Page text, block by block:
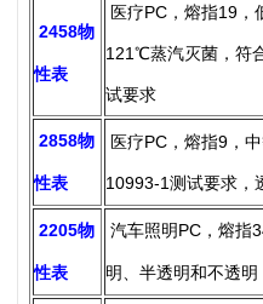
2458物
性表
医疗PC，熔指19，
121℃蒸汽灭菌，符
试要求
2858物
性表
医疗PC，熔指9，
10993-1测试要求，
2205物
性表
汽车照明PC，熔指
明、半透明和不透明